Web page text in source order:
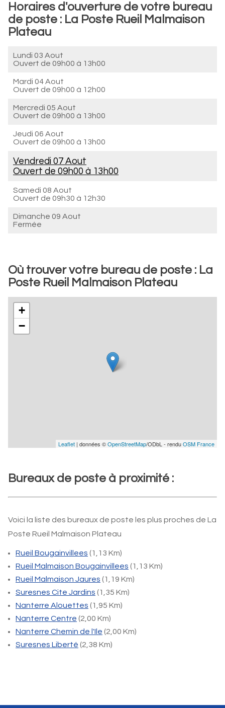
Horaires d'ouverture de votre bureau
de poste : La Poste Rueil Malmaison
Plateau
Lundi 03 Aout
Ouvert de 09h00 à 13h00
Mardi 04 Aout
Ouvert de 09h00 à 12h00
Mercredi 05 Aout
Ouvert de 09h00 à 13h00
Jeudi 06 Aout
Ouvert de 09h00 à 13h00
Vendredi 07 Aout
Ouvert de 09h00 à 13h00
Samedi 08 Aout
Ouvert de 09h30 à 12h30
Dimanche 09 Aout
Fermée
Où trouver votre bureau de poste : La
Poste Rueil Malmaison Plateau
+
−
Leaflet | données ©OpenStreetMap/ODbL - renduOSM France
Bureaux de poste à proximité :
Voici la liste des bureaux de poste les plus proches de La
Poste Rueil Malmaison Plateau
Rueil Bougainvillees (1,13 Km)
Rueil Malmaison Bougainvillees (1,13 Km)
Rueil Malmaison Jaures (1,19 Km)
Suresnes Cite Jardins (1,35 Km)
Nanterre Alouettes (1,95 Km)
Nanterre Centre (2,00 Km)
Nanterre Chemin de l'Ile (2,00 Km)
Suresnes Liberté (2,38 Km)